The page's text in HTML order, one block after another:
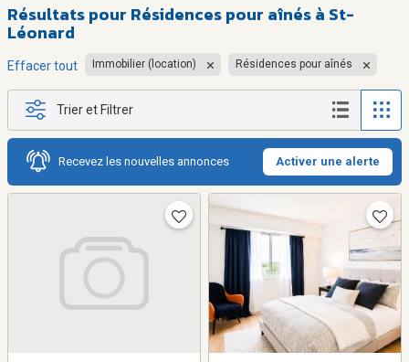
Résultats pour Résidences pour aînés à St-
Léonard
Effacer tout Immobilier (location) Résidences pour aînés
Trier et Filtrer
Recevez les nouvelles annonces Activer une alerte